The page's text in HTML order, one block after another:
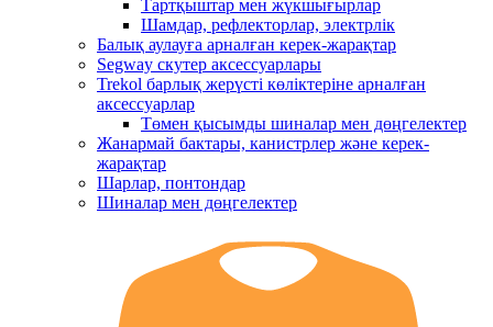
Тартқыштар мен жүкшығырлар
Шамдар, рефлекторлар, электрлік
Балық аулауға арналған керек-жарақтар
Segway скутер аксессуарлары
Trekol барлық жерүсті көліктеріне арналған
аксессуарлар
Төмен қысымды шиналар мен дөңгелектер
Жанармай бактары, канистрлер және керек-
жарақтар
Шарлар, понтондар
Шиналар мен дөңгелектер